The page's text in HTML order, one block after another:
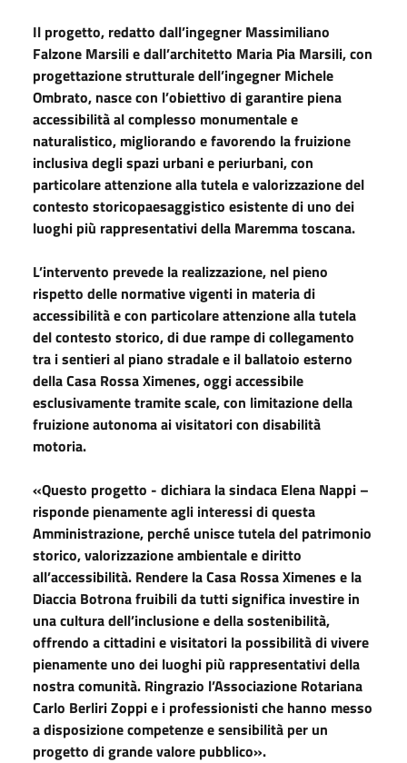
Il progetto, redatto dall’ingegner Massimiliano
Falzone Marsili e dall’architetto Maria Pia Marsili, con
progettazione strutturale dell’ingegner Michele
Ombrato, nasce con l’obiettivo di garantire piena
accessibilità al complesso monumentale e
naturalistico, migliorando e favorendo la fruizione
inclusiva degli spazi urbani e periurbani, con
particolare attenzione alla tutela e valorizzazione del
contesto storicopaesaggistico esistente di uno dei
luoghi più rappresentativi della Maremma toscana.
L’intervento prevede la realizzazione, nel pieno
rispetto delle normative vigenti in materia di
accessibilità e con particolare attenzione alla tutela
del contesto storico, di due rampe di collegamento
tra i sentieri al piano stradale e il ballatoio esterno
della Casa Rossa Ximenes,oggiaccessibile
esclusivamente tramite scale, con limitazione della
fruizione autonoma ai visitatori con disabilità
motoria.
«Questo progetto - dichiara la sindaca Elena Nappi –
risponde pienamente agli interessi di questa
Amministrazione, perché unisce tutela del patrimonio
storico, valorizzazione ambientale e diritto
all’accessibilità. Rendere la Casa Rossa Ximenes e la
Diaccia Botrona fruibili da tutti significa investire in
una cultura dell’inclusione e della sostenibilità,
offrendo a cittadini e visitatori la possibilità di vivere
pienamente uno dei luoghi più rappresentativi della
nostra comunità. Ringrazio l’Associazione Rotariana
Carlo Berliri Zoppi e i professionisti che hanno messo
a disposizione competenze e sensibilità per un
progetto di grande valore pubblico».